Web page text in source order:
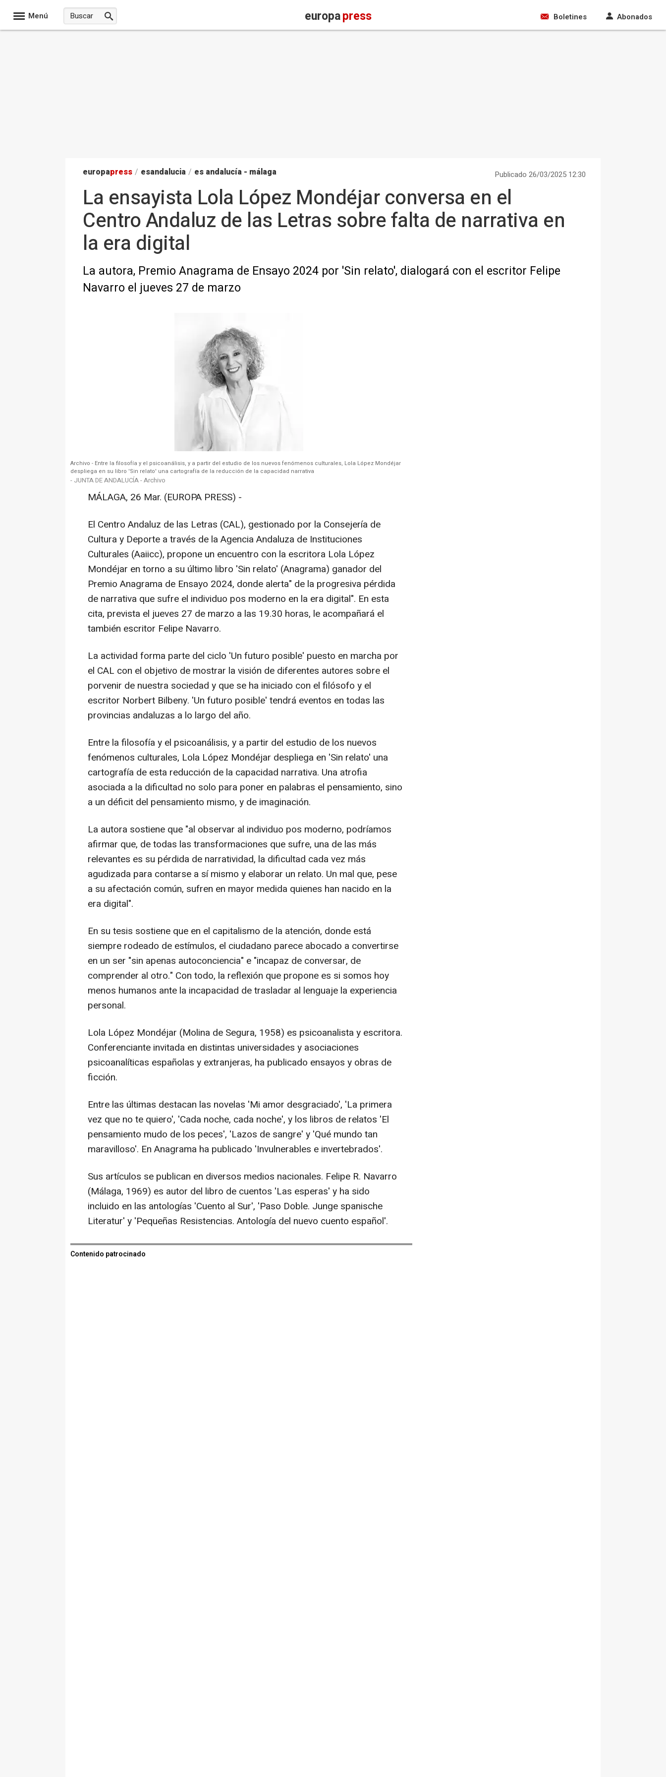
Menú europapress Boletines Abonados
europapress / esandalucia / es andalucía - málaga Publicado 26/03/2025 12:30
La ensayista Lola López Mondéjar conversa en el
Centro Andaluz de las Letras sobre falta de narrativa en
la era digital
La autora, Premio Anagrama de Ensayo 2024 por 'Sin relato', dialogará con el escritor Felipe
Navarro el jueves 27 de marzo
Archivo - Entre la filosofía y el psicoanálisis, y a partir del estudio de los nuevos fenómenos culturales, Lola López Mondéjar
despliega en su libro 'Sin relato' una cartografía de la reducción de la capacidad narrativa
- JUNTA DE ANDALUCÍA - Archivo
MÁLAGA, 26 Mar. (EUROPA PRESS) -
El Centro Andaluz de las Letras (CAL), gestionado por la Consejería de
Cultura y Deporte a través de la Agencia Andaluza de Instituciones
Culturales (Aaiicc), propone un encuentro con la escritora Lola López
Mondéjar en torno a su último libro 'Sin relato' (Anagrama) ganador del
Premio Anagrama de Ensayo 2024, donde alerta" de la progresiva pérdida
de narrativa que sufre el individuo pos moderno en la era digital". En esta
cita, prevista el jueves 27 de marzo a las 19.30 horas, le acompañará el
también escritor Felipe Navarro.
La actividad forma parte del ciclo 'Un futuro posible' puesto en marcha por
el CAL con el objetivo de mostrar la visión de diferentes autores sobre el
porvenir de nuestra sociedad y que se ha iniciado con el filósofo y el
escritor Norbert Bilbeny. 'Un futuro posible' tendrá eventos en todas las
provincias andaluzas a lo largo del año.
Entre la filosofía y el psicoanálisis, y a partir del estudio de los nuevos
fenómenos culturales, Lola López Mondéjar despliega en 'Sin relato' una
cartografía de esta reducción de la capacidad narrativa. Una atrofia
asociada a la dificultad no solo para poner en palabras el pensamiento, sino
a un déficit del pensamiento mismo, y de imaginación.
La autora sostiene que "al observar al individuo pos moderno, podríamos
afirmar que, de todas las transformaciones que sufre, una de las más
relevantes es su pérdida de narratividad, la dificultad cada vez más
agudizada para contarse a sí mismo y elaborar un relato. Un mal que, pese
a su afectación común, sufren en mayor medida quienes han nacido en la
era digital".
En su tesis sostiene que en el capitalismo de la atención, donde está
siempre rodeado de estímulos, el ciudadano parece abocado a convertirse
en un ser "sin apenas autoconciencia" e "incapaz de conversar, de
comprender al otro." Con todo, la reflexión que propone es si somos hoy
menos humanos ante la incapacidad de trasladar al lenguaje la experiencia
personal.
Lola López Mondéjar (Molina de Segura, 1958) es psicoanalista y escritora.
Conferenciante invitada en distintas universidades y asociaciones
psicoanalíticas españolas y extranjeras, ha publicado ensayos y obras de
ficción.
Entre las últimas destacan las novelas 'Mi amor desgraciado', 'La primera
vez que no te quiero', 'Cada noche, cada noche', y los libros de relatos 'El
pensamiento mudo de los peces', 'Lazos de sangre' y 'Qué mundo tan
maravilloso'. En Anagrama ha publicado 'Invulnerables e invertebrados'.
Sus artículos se publican en diversos medios nacionales. Felipe R. Navarro
(Málaga, 1969) es autor del libro de cuentos 'Las esperas' y ha sido
incluido en las antologías 'Cuento al Sur', 'Paso Doble. Junge spanische
Literatur' y 'Pequeñas Resistencias. Antología del nuevo cuento español'.
Contenido patrocinado